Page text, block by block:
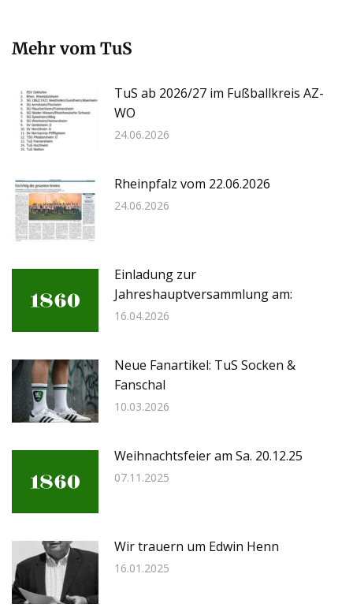
Mehr vom TuS
TuS ab 2026/27 im Fußballkreis AZ-
WO
24.06.2026
Rheinpfalz vom 22.06.2026
24.06.2026
Einladung zur
Jahreshauptversammlung am:
16.04.2026
Neue Fanartikel: TuS Socken &
Fanschal
10.03.2026
Weihnachtsfeier am Sa. 20.12.25
07.11.2025
Wir trauern um Edwin Henn
16.01.2025